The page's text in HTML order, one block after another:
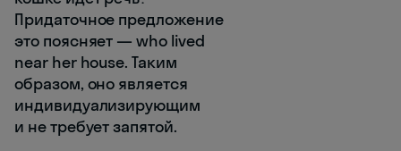
Придаточное предложение
это поясняет — who lived
near her house. Таким
образом, оно является
индивидуализирующим
и не требует запятой.